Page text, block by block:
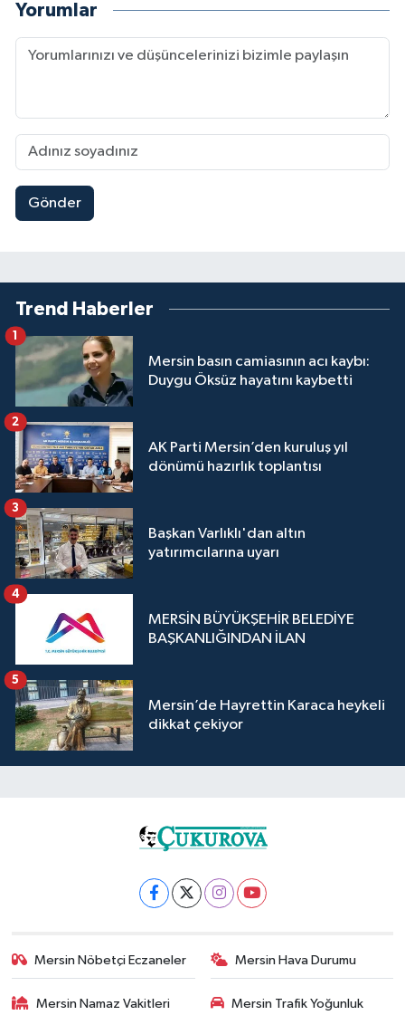
Yorumlar
Gönder
Trend Haberler
Mersin basın camiasının acı kaybı:
Duygu Öksüz hayatını kaybetti
1
AK Parti Mersin’den kuruluş yıl
dönümü hazırlık toplantısı
2
Başkan Varlıklı'dan altın
yatırımcılarına uyarı
3
MERSİN BÜYÜKŞEHİR BELEDİYE
BAŞKANLIĞINDAN İLAN
4
Mersin’de Hayrettin Karaca heykeli
dikkat çekiyor
5
Mersin Nöbetçi Eczaneler Mersin Hava Durumu
Mersin Namaz Vakitleri Mersin Trafik Yoğunluk